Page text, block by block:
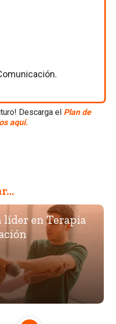
Descarga el Plan de
aquí.
líder en Terapia